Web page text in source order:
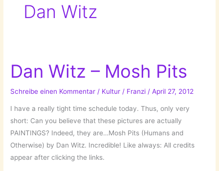
Dan Witz
Dan Witz – Mosh Pits
Schreibe einen Kommentar / Kultur / Franzi /April 27, 2012
I have a really tight time schedule today. Thus, only very
short: Can you believe that these pictures are actually
PAINTINGS? Indeed, they are…Mosh Pits (Humans and
Otherwise) by Dan Witz. Incredible! Like always: All credits
appear after clicking the links.